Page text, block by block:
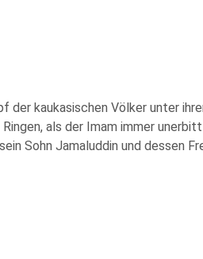
kaukasischen Völker unter
als der Imam immer
Sohn Jamaluddin und dessen